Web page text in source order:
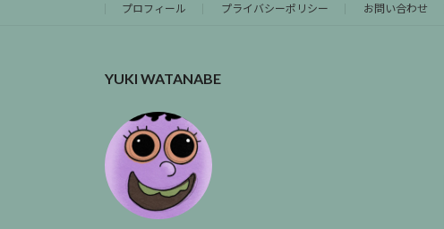
プロフィール プライバシーポリシー お問い合わせ
YUKI WATANABE